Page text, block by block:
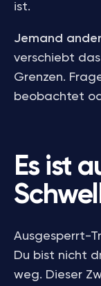
ist.
Jemand
verschiebt
Grenzen.
beobachtet
Es ist
Ausgesperrt-
Du bist nicht
weg. Dieser